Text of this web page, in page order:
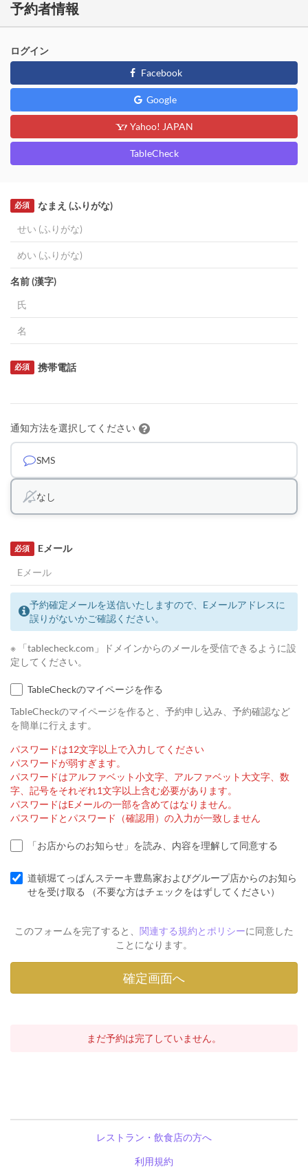
予約者情報
ログイン
Facebook
Google
Yahoo! JAPAN
TableCheck
なまえ (ふりがな)
必須
名前 (漢字)
携帯電話
必須
通知方法を選択してください
SMS
なし
Eメール
必須
予約確定メールを送信いたしますので、Eメールアドレスに
誤りがないかご確認ください。
※ 「tablecheck.com」ドメインからのメールを受信できるように設
定してください。
TableCheckのマイページを作る
TableCheckのマイページを作ると、予約申し込み、予約確認など
を簡単に行えます。
パスワードは12文字以上で入力してください
パスワードが弱すぎます。
パスワードはアルファベット小文字、アルファベット大文字、数
字、記号をそれぞれ1文字以上含む必要があります。
パスワードはEメールの一部を含めてはなりません。
パスワードとパスワード（確認用）の入力が一致しません
「お店からのお知らせ」を読み、内容を理解して同意する
道頓堀てっぱんステーキ豊島家およびグループ店からのお知ら
せを受け取る （不要な方はチェックをはずしてください）
このフォームを完了すると、 関連する規約とポリシーに同意した
ことになります。
まだ予約は完了していません。
レストラン・飲食店の方へ
利用規約